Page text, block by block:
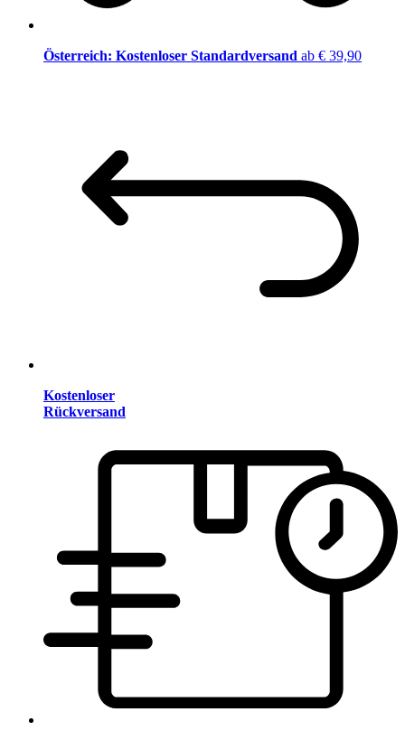
Österreich: Kostenloser Standardversand ab € 39,90
Kostenloser
Rückversand